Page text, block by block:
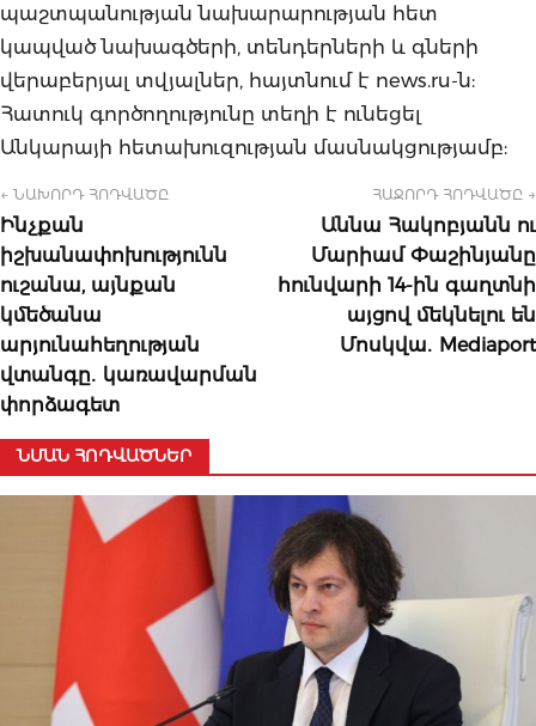
պաշտպանության նախարարության հետ
կապված նախագծերի, տենդերների և գների
վերաբերյալ տվյալներ, հայտնում է news.ru-ն:
Հատուկ գործողությունը տեղի է ունեցել
Անկարայի հետախուզության մասնակցությամբ:
← ՆԱԽՈՐԴ ՀՈԴՎԱԾԸ
Ինչքան
իշխանափոխությունն
ուշանա, այնքան
կմեծանա
արյունահեղության
վտանգը․ կառավարման
փորձագետ
ՀԱՋՈՐԴ ՀՈԴՎԱԾԸ →
Աննա Հակոբյանն ու
Մարիամ Փաշինյանը
հունվարի 14-ին գաղտնի
այցով մեկնելու են
Մոսկվա․ Mediaport
ՆՄԱՆ ՀՈԴՎԱԾՆԵՐ